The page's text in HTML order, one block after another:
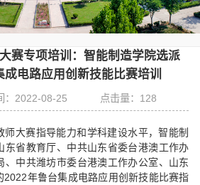
赛专项培训：智能制造学院选派
电路应用创新技能比赛培训
：2022-08-25 点击量： 128
师大赛指导能力和学科建设水平，智能制
东省教育厅、中共山东省委台港澳工作办
、中共潍坊市委台港澳工作办公室、山东
2022年鲁台集成电路应用创新技能比赛指